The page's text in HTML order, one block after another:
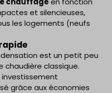
et silencieuses,
les logements (neufs
est un petit peu
chaudière classique.
investissement
grâce aux économies